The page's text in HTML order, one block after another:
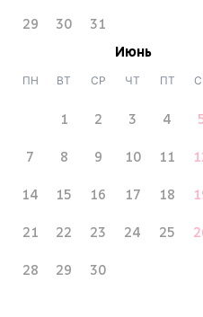
29 30
31
Июнь
ПН ВТ СР ЧТ ПТ
1 2 3 4
7 8 9 10 11
14 15 16 17 18
21 22 23 24 25
28 29 30